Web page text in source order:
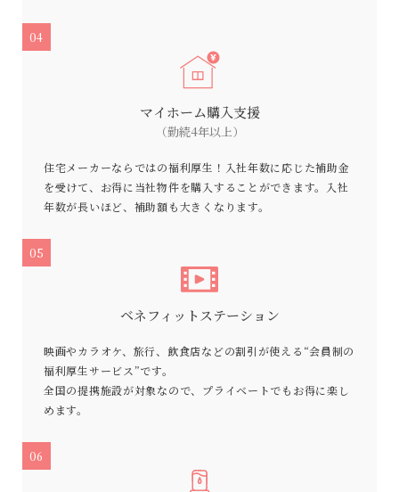
04
マイホーム購入支援
（勤続4年以上）
住宅メーカーならではの福利厚生！入社年数に応じた補助金
を受けて、お得に当社物件を購入することができます。入社
年数が長いほど、補助額も大きくなります。
05
ベネフィットステーション
映画やカラオケ、旅行、飲食店などの割引が使える“会員制の
福利厚生サービス”です。
全国の提携施設が対象なので、プライベートでもお得に楽し
めます。
06